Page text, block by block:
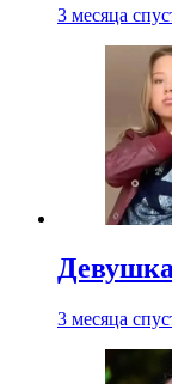
3 месяца
Девушка
3 месяца